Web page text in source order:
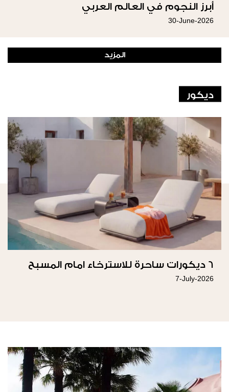
أبرز النجوم في العالم العربي
30-June-2026
المزيد
ديكور
6 ديكورات ساحرة للاسترخاء امام المسبح
7-July-2026